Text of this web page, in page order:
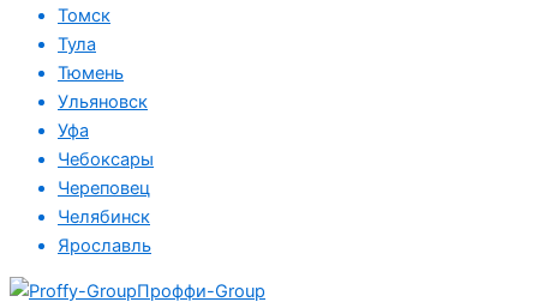
Томск
Тула
Тюмень
Ульяновск
Уфа
Чебоксары
Череповец
Челябинск
Ярославль
Проффи-Group